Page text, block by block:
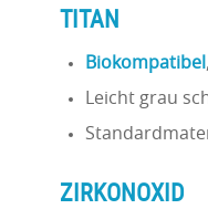
TITAN
Biokompatibel
Leicht grau
ZIRKONOXID